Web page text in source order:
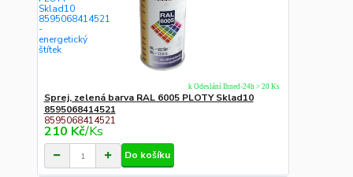
Sprej, zelená barva RAL 6005 PLOTY Sklad10
8595068414521
8595068414521
210 Kč/Ks
k Odeslání Ihned-24h > 20 Ks
Do košíku